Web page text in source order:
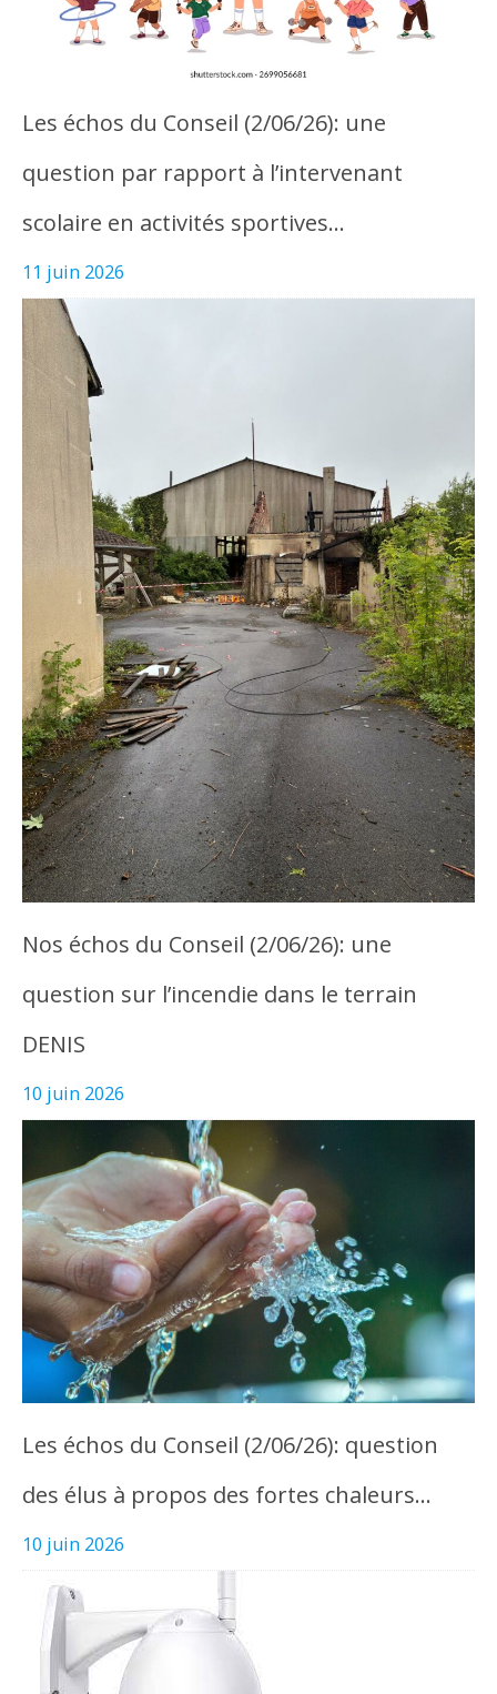
Les échos du Conseil (2/06/26): une
question par rapport à l’intervenant
scolaire en activités sportives…
11 juin 2026
Nos échos du Conseil (2/06/26): une
question sur l’incendie dans le terrain
DENIS
10 juin 2026
Les échos du Conseil (2/06/26): question
des élus à propos des fortes chaleurs…
10 juin 2026